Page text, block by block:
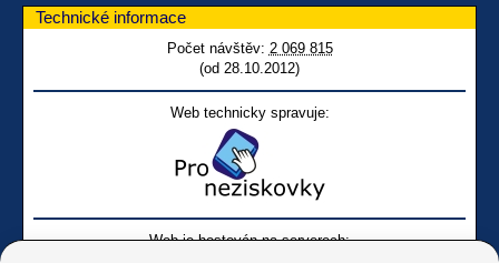
Technické informace
Počet návštěv: 2 069 815
(od 28.10.2012)
Web technicky spravuje:
Web je hostován na serverech: